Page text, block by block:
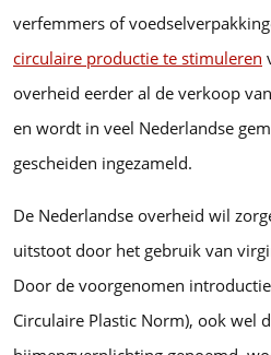
verfemmers of
circulaire productie te stimuleren
overheid eerder al de verkoop
en wordt in veel Nederlandse
gescheiden ingezameld.
De Nederlandse overheid wil
uitstoot door het gebruik van
Door de voorgenomen
Circulaire Plastic Norm), ook wel